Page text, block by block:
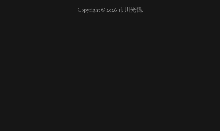
Copyright ©2026市川光鶴.